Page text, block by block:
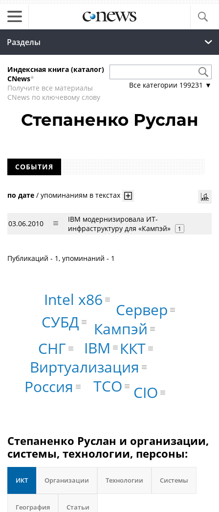
Разделы
Индексная книга (каталог)
CNews*
Получите все материалы
CNews по ключевому слову
Все категории 199231 ▼
Степаненко Руслан
СОБЫТИЯ
по дате / упоминаниям в текстах
03.06.2010
IBM модернизировала ИТ-
инфраструктуру для «Кампэй»
1
Публикаций - 1, упоминаний - 1
IBM
Кампэй
Виртуализация
Сервер
ККТ
СУБД
Intel x86
СНГ
Россия
TCO CIO
Степаненко Руслан и организации,
системы, технологии, персоны:
ИКТ Организации Технологии Системы
География Статьи